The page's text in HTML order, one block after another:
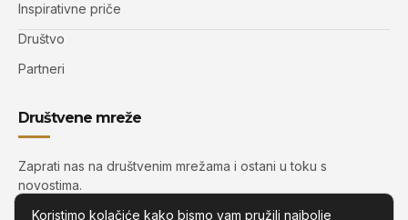
Inspirativne priče
Društvo
Partneri
Društvene mreže
Zaprati nas na društvenim mrežama i ostani u toku s
novostima.
Koristimo kolačiće kako bismo vam pružili najbolje